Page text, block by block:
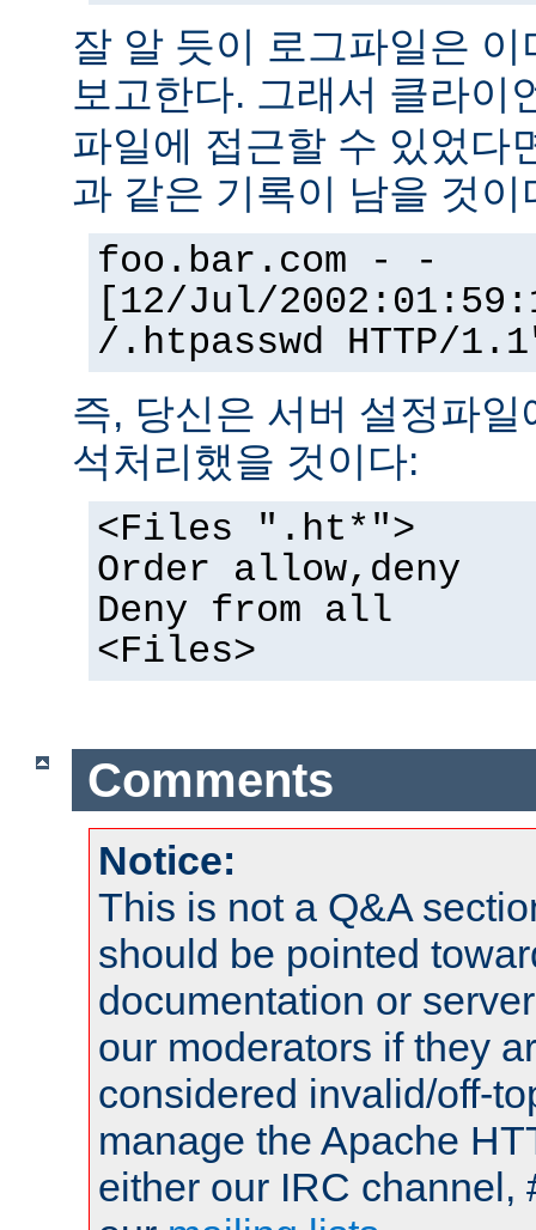
잘 알 듯이 로그파일은
보고한다. 그래서 클라이
파일에 접근할 수 있었다
과 같은 기록이 남을 것이
foo.bar.com - -
[12/Jul/
/.htpasswd HTTP/
즉, 당신은 서버 설정파
석처리했을 것이다:
<Files ".ht*">
Order allow,deny
Deny from all
<Files>
Comments
Notice:
This is not a Q&A
should be pointed
documentation or
our moderators if they
considered invalid/off-
manage the Apache
either our IRC channel,